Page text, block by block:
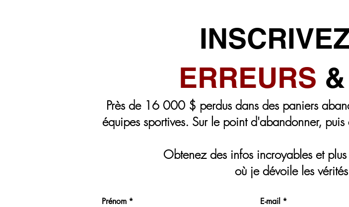
ERREURS
Près de 16 000 $ perdus dans des paniers
équipes sportives. Sur le point d'abandonner,
Obtenez des infos incroyables et
où je dévoile les
Prénom * E-mail *